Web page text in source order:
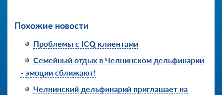
Похожие новости
Проблемы с ICQ клиентами
Семейный отдых в Челнинском дельфинарии
- эмоции сближают!
Челнинский дельфинарий приглашает на